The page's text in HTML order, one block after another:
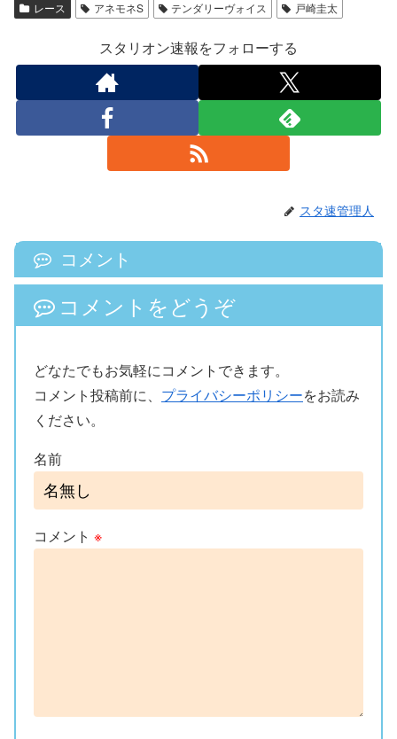
レース アネモネS テンダリーヴォイス 戸崎圭太
スタリオン速報をフォローする
スタ速管理人
コメント
コメントをどうぞ
どなたでもお気軽にコメントできます。
コメント投稿前に、 プライバシーポリシーをお読み
ください。
名前
コメント ※